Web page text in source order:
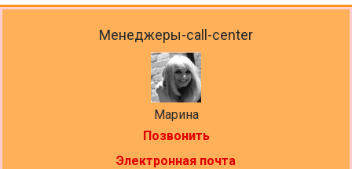
Менеджеры-call-center
Марина
Позвонить
Электронная почта